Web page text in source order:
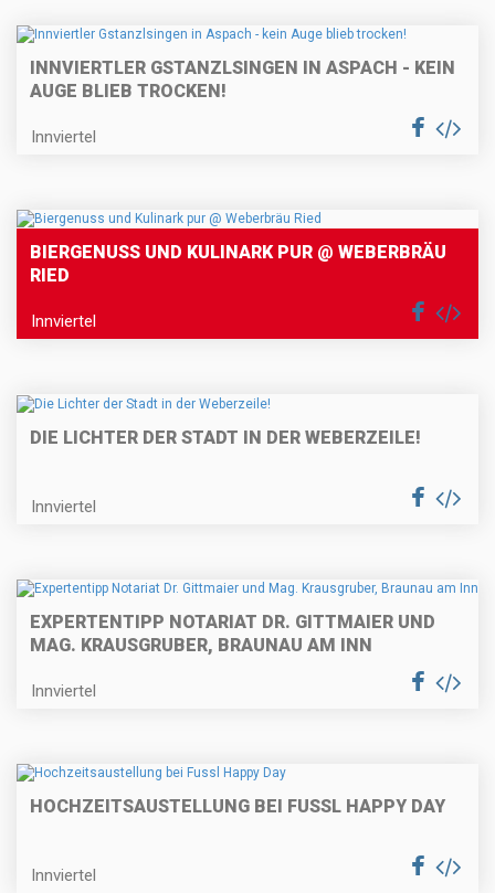
INNVIERTLER GSTANZLSINGEN IN ASPACH - KEIN
AUGE BLIEB TROCKEN!
Innviertel
BIERGENUSS UND KULINARK PUR @ WEBERBRÄU
RIED
Innviertel
DIE LICHTER DER STADT IN DER WEBERZEILE!
Innviertel
EXPERTENTIPP NOTARIAT DR. GITTMAIER UND
MAG. KRAUSGRUBER, BRAUNAU AM INN
Innviertel
HOCHZEITSAUSTELLUNG BEI FUSSL HAPPY DAY
Innviertel